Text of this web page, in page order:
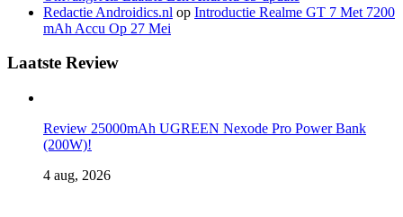
Redactie Androidics.nl op Introductie Realme GT 7 Met 7200
mAh Accu Op 27 Mei
Laatste Review
Review 25000mAh UGREEN Nexode Pro Power Bank
(200W)!
4 aug, 2026